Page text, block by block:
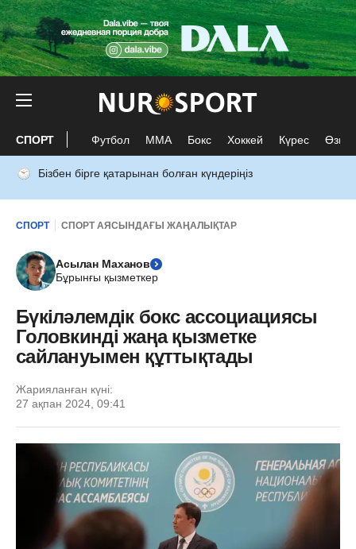
СПОРТ Футбол ММА Бокс Хоккей Күрес Өзге
Бізбен бірге қатарынан болған күндеріңіз
СПОРТ СПОРТ АЯСЫНДАҒЫ ЖАҢАЛЫҚТАР
Асылан Маханов
Бұрынғы қызметкер
Бүкіләлемдік бокс ассоциациясы
Головкинді жаңа қызметке
сайлануымен құттықтады
Жарияланған күні:
27 ақпан 2024, 09:41